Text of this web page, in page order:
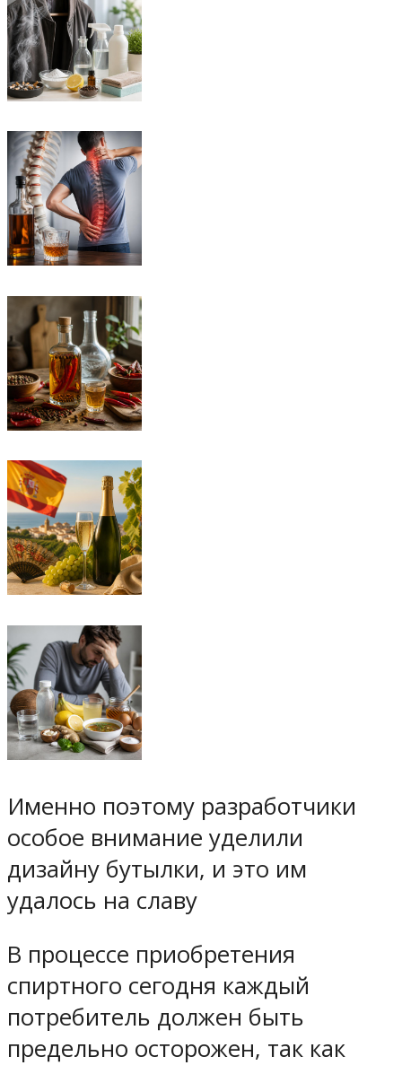
Именно поэтому разработчики
особое внимание уделили
дизайну бутылки, и это им
удалось на славу
В процессе приобретения
спиртного сегодня каждый
потребитель должен быть
предельно осторожен, так как